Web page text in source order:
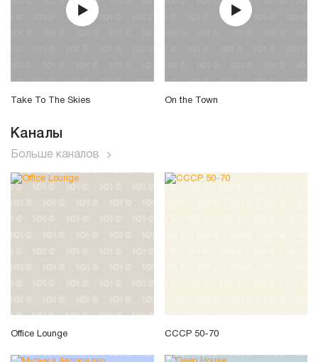
Take To The Skies On the Town
Каналы
Больше каналов
Office Lounge СССР 50-70